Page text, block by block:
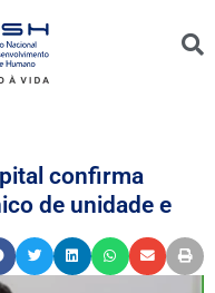
confirma
de unidade e